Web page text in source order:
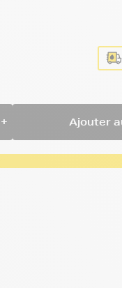
+ Ajouter